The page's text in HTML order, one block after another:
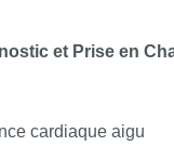
concernant les
et Prise en
cardiaque aigu